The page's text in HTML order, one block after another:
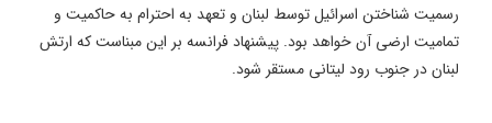
رسمیت شناختن اسرائیل توسط لبنان و تعهد به احترام به حاکمیت و
تمامیت ارضی آن خواهد بود. پیشنهاد فرانسه بر این مبناست که ارتش
لبنان در جنوب رود لیتانی مستقر شود.